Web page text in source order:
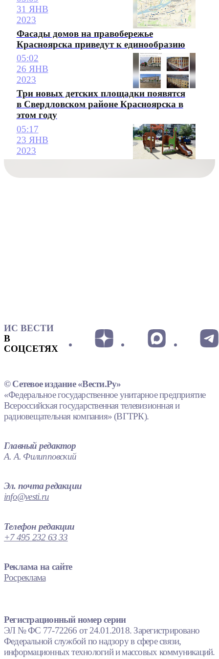
31 ЯНВ
2023
Фасады домов на правобережье
Красноярска приведут к единообразию
05:02
26 ЯНВ
2023
Три новых детских площадки появятся
в Свердловском районе Красноярска в
этом году
05:17
23 ЯНВ
2023
ИС ВЕСТИ
В
СОЦСЕТЯХ
© Сетевое издание «Вести.Ру»
«Федеральное государственное унитарное предприятие
Всероссийская государственная телевизионная и
радиовещательная компания» (ВГТРК).
Главный редактор
А. А. Филипповский
Эл. почта редакции
info@vesti.ru
Телефон редакции
+7 495 232 63 33
Реклама на сайте
Росреклама
Регистрационный номер серии
ЭЛ № ФС 77-72266 от 24.01.2018. Зарегистрировано
Федеральной службой по надзору в сфере связи,
информационных технологий и массовых коммуникаций.